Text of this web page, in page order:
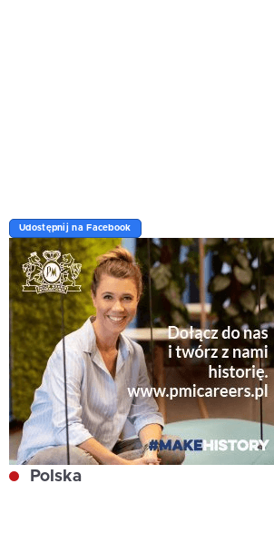
Udostępnij na Facebook
Polska